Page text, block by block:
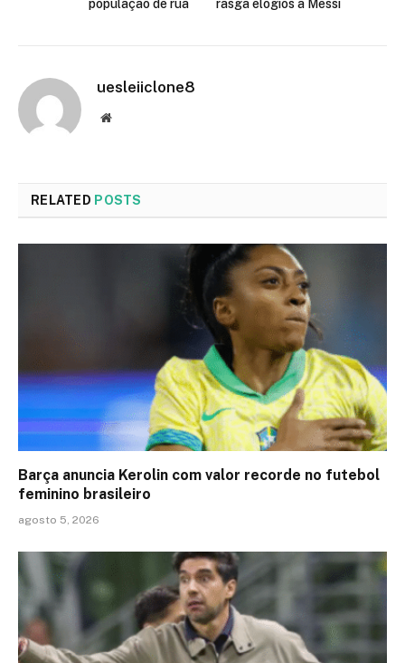
população de rua rasga elogios a Messi
uesleiiclone8
Website
RELATED POSTS
Barça anuncia Kerolin com valor recorde no futebol
feminino brasileiro
agosto 5, 2026